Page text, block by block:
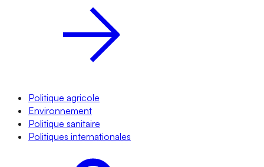
Politique agricole
Environnement
Politique sanitaire
Politiques internationales